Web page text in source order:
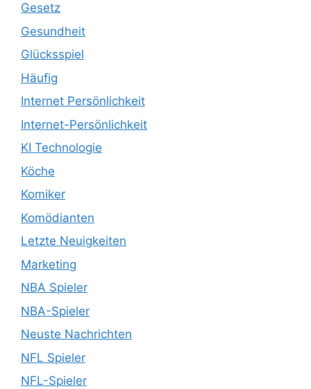
Gesetz
Gesundheit
Glücksspiel
Häufig
Internet Persönlichkeit
Internet-Persönlichkeit
KI Technologie
Köche
Komiker
Komödianten
Letzte Neuigkeiten
Marketing
NBA Spieler
NBA-Spieler
Neuste Nachrichten
NFL Spieler
NFL-Spieler